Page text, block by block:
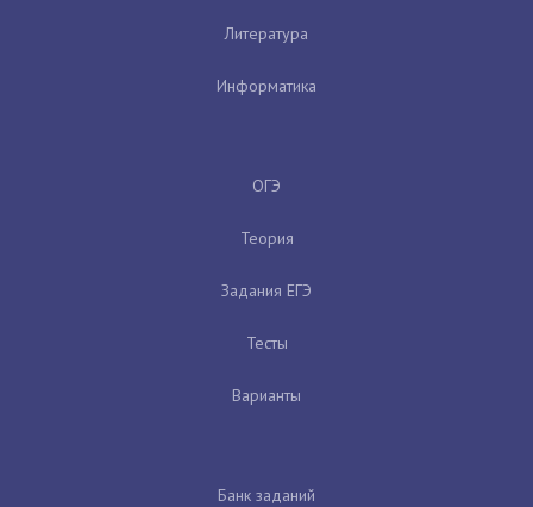
Литература
Информатика
ОГЭ
Теория
Задания ЕГЭ
Тесты
Варианты
Банк заданий